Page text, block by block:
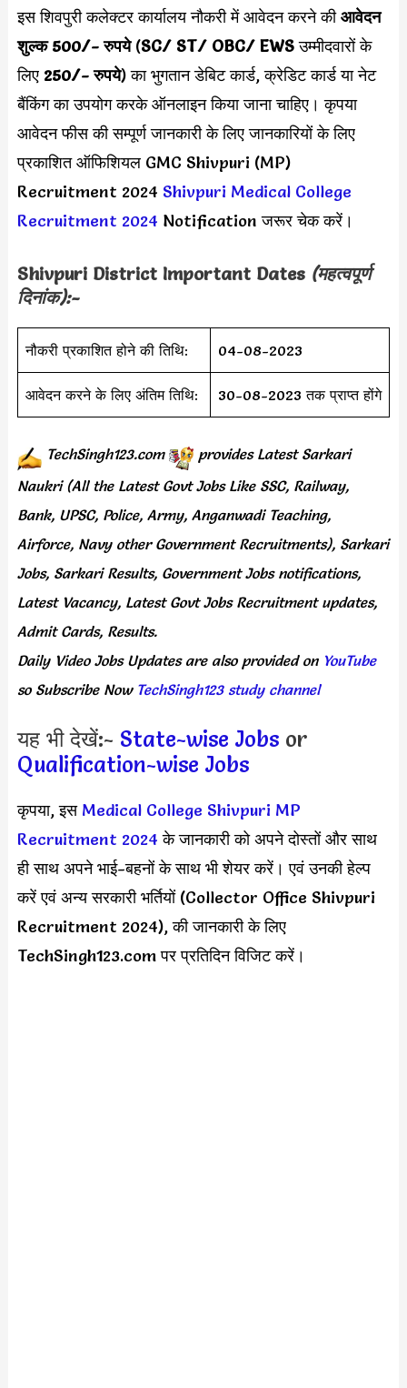
इस शिवपुरी कलेक्टर कार्यालय नौकरी में आवेदन करने कीआवेदन
शुल्क 500/- रुपये(SC/ ST/ OBC/ EWSउम्मीदवारों के
लिए 250/- रुपये) का भुगतान डेबिट कार्ड, क्रेडिट कार्ड या नेट
बैंकिंग का उपयोग करके ऑनलाइन किया जाना चाहिए। कृपया
आवेदन फीस की सम्पूर्ण जानकारी के लिए जानकारियों के लिए
प्रकाशित ऑफिशियल GMC Shivpuri (MP)
Recruitment 2024 Shivpuri Medical College
Recruitment 2024 Notification जरूर चेक करें।
Shivpuri District Important Dates (महत्वपूर्ण
दिनांक):-
नौकरी प्रकाशित होने की तिथि: 04-08-2023
आवेदन करने के लिए अंतिम तिथि: 30-08-2023 तक प्राप्त होंगे
TechSingh123.com provides Latest Sarkari
Naukri (All the Latest Govt Jobs Like SSC, Railway,
Bank, UPSC, Police, Army, Anganwadi Teaching,
Airforce, Navy other Government Recruitments), Sarkari
Jobs, Sarkari Results, Government Jobs notifications,
Latest Vacancy, Latest Govt Jobs Recruitment updates,
Admit Cards, Results.
Daily Video Jobs Updates are also provided onYouTube
so Subscribe Now TechSingh123 study channel
यह भी देखें:- State-wise Jobs or
Qualification-wise Jobs
कृपया, इस Medical College Shivpuri MP
Recruitment 2024 के जानकारी को अपने दोस्तों और साथ
ही साथ अपने भाई-बहनों के साथ भी शेयर करें। एवं उनकी हेल्प
करें एवं अन्य सरकारी भर्तियों (Collector Office Shivpuri
Recruitment 2024), की जानकारी के लिए
TechSingh123.com पर प्रतिदिन विजिट करें।